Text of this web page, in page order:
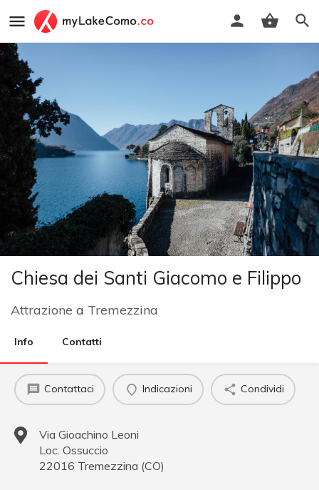
Chiesa dei Santi Giacomo e Filippo
Attrazione a Tremezzina
Info Contatti
Contattaci Indicazioni Condividi
Via Gioachino Leoni
Loc. Ossuccio
22016 Tremezzina (CO)